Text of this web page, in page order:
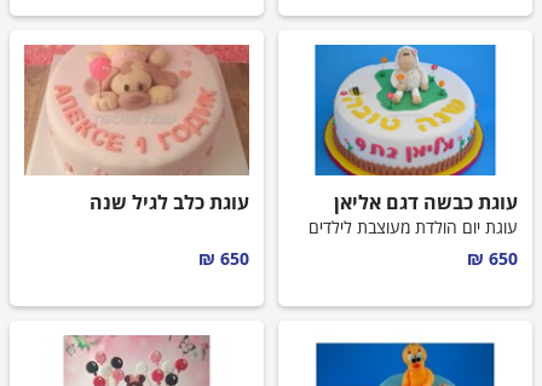
עוגת כבשה דגם אליאן
עוגת יום הולדת מעוצבת לילדים
650 ₪
עוגת כלב לגיל שנה
650 ₪